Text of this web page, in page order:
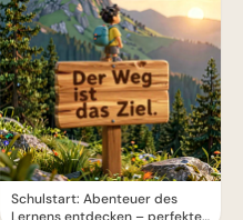
Schulstart: Abenteuer des
Lernens entdecken – perfekte